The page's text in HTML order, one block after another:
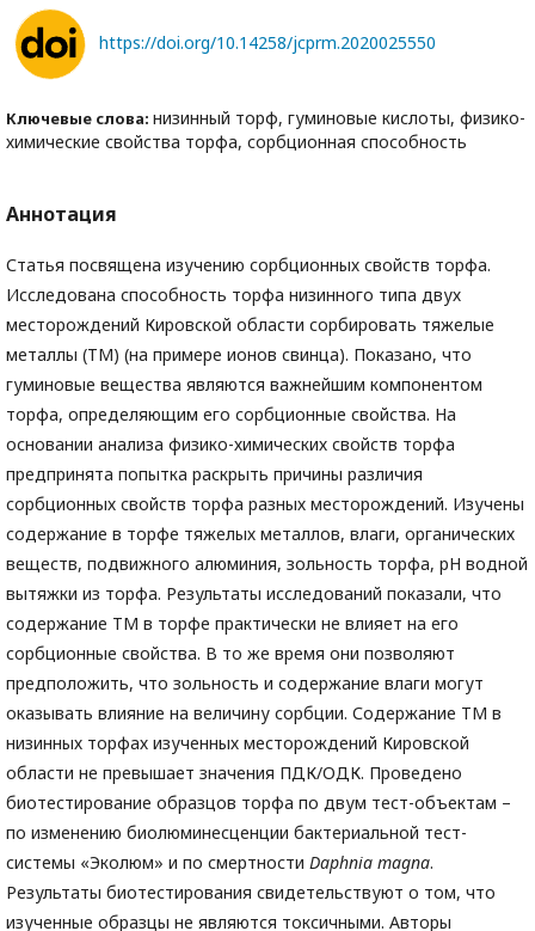
https://doi.org/10.14258/jcprm.2020025550
Ключевые слова: низинный торф, гуминовые кислоты, физико-
химические свойства торфа, сорбционная способность
Аннотация
Статья посвящена изучению сорбционных свойств торфа.
Исследована способность торфа низинного типа двух
месторождений Кировской области сорбировать тяжелые
металлы (ТМ) (на примере ионов свинца). Показано, что
гуминовые вещества являются важнейшим компонентом
торфа, определяющим его сорбционные свойства. На
основании анализа физико-химических свойств торфа
предпринята попытка раскрыть причины различия
сорбционных свойств торфа разных месторождений. Изучены
содержание в торфе тяжелых металлов, влаги, органических
веществ, подвижного алюминия, зольность торфа, рН водной
вытяжки из торфа. Результаты исследований показали, что
содержание ТМ в торфе практически не влияет на его
сорбционные свойства. В то же время они позволяют
предположить, что зольность и содержание влаги могут
оказывать влияние на величину сорбции. Содержание ТМ в
низинных торфах изученных месторождений Кировской
области не превышает значения ПДК/ОДК. Проведено
биотестирование образцов торфа по двум тест-объектам –
по изменению биолюминесценции бактериальной тест-
системы «Эколюм» и по смертности Daphnia magna.
Результаты биотестирования свидетельствуют о том, что
изученные образцы не являются токсичными. Авторы